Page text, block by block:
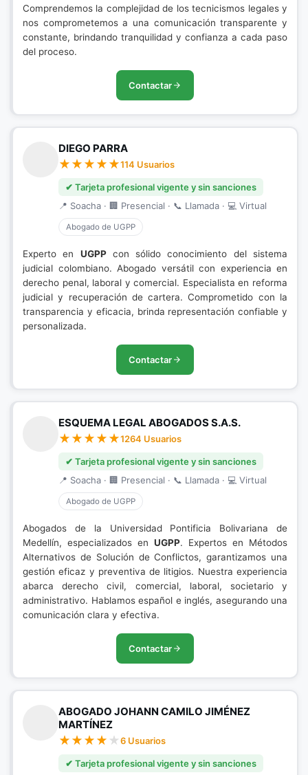
Comprendemos la complejidad de los tecnicismos legales y
nos comprometemos a una comunicación transparente y
constante, brindando tranquilidad y confianza a cada paso
del proceso.
Contactar
DIEGO PARRA
114 Usuarios
✔ Tarjeta profesional vigente y sin sanciones
📍 Soacha · 🏢 Presencial · 📞 Llamada · 💻 Virtual
Abogado de UGPP
Experto en UGPPcon sólido conocimiento del sistema
judicial colombiano. Abogado versátil con experiencia en
derecho penal, laboral y comercial. Especialista en reforma
judicial y recuperación de cartera. Comprometido con la
transparencia y eficacia, brinda representación confiable y
personalizada.
Contactar
ESQUEMA LEGAL ABOGADOS S.A.S.
1264 Usuarios
✔ Tarjeta profesional vigente y sin sanciones
📍 Soacha · 🏢 Presencial · 📞 Llamada · 💻 Virtual
Abogado de UGPP
Abogados de la Universidad Pontificia Bolivariana de
Medellín, especializados en UGPP. Expertos en Métodos
Alternativos de Solución de Conflictos, garantizamos una
gestión eficaz y preventiva de litigios. Nuestra experiencia
abarca derecho civil, comercial, laboral, societario y
administrativo. Hablamos español e inglés, asegurando una
comunicación clara y efectiva.
Contactar
ABOGADO JOHANN CAMILO JIMÉNEZ
MARTÍNEZ
6 Usuarios
✔ Tarjeta profesional vigente y sin sanciones